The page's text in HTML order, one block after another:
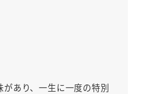
があり、一生に一度の特別